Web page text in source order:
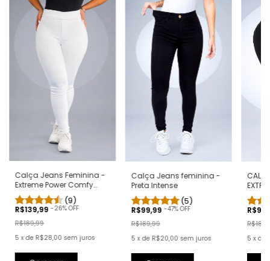
Calça Jeans Feminina -
Extreme Power Comfy
Branca
(9)
R$139,99 -26% OFF
R$189,99
5 xde R$28,00 sem juros
Calça Jeans feminina -
Preta Intense
(5)
R$99,99 -47% OFF
R$189,99
5 xde R$20,00 sem juros
PRETA
5 x de